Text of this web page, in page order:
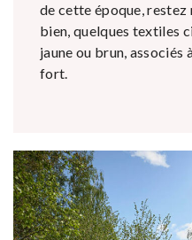
de cette époque, restez
bien, quelques textiles
jaune ou brun, associés
fort.